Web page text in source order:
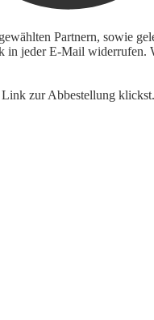
Partnern, sowie
jeder E-Mail
zur Abbestellung klickst.